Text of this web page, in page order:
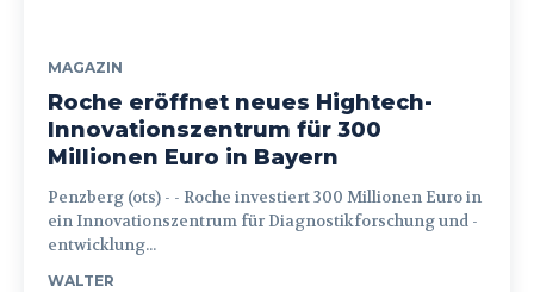
MAGAZIN
Roche eröffnet neues Hightech-
Innovationszentrum für 300
Millionen Euro in Bayern
Penzberg (ots) - - Roche investiert 300 Millionen Euro in
ein Innovationszentrum für Diagnostikforschung und -
entwicklung...
WALTER